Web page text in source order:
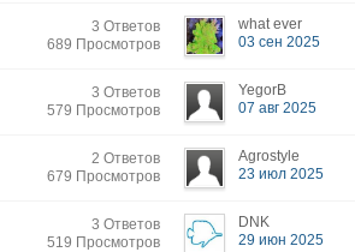
3 Ответов
689 Просмотров
what ever
03 сен 2025
3 Ответов
579 Просмотров
YegorB
07 авг 2025
2 Ответов
679 Просмотров
Agrostyle
23 июл 2025
3 Ответов
519 Просмотров
DNK
29 июн 2025